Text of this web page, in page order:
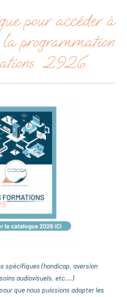
pour accéder à
la programmation
2926
spécifiques (handicap, aversion
audiovisuels, etc.…)
que nous puissions adapter les